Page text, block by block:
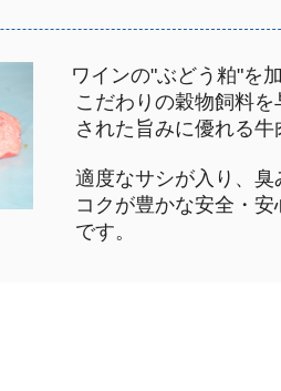
ワインの"ぶどう粕"を加
こだわりの穀物飼料を
された旨みに優れる牛
適度なサシが入り、臭
コクが豊かな安全・安
です。